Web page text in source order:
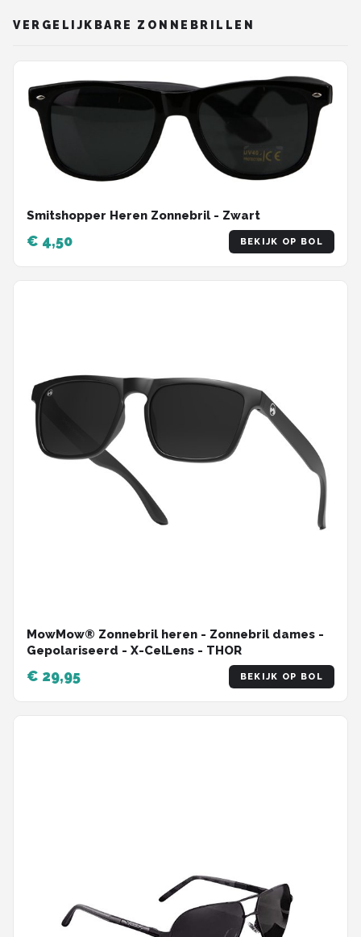
VERGELIJKBARE ZONNEBRILLEN
Smitshopper Heren Zonnebril - Zwart
€ 4,50 BEKIJK OP BOL
MowMow® Zonnebril heren - Zonnebril dames -
Gepolariseerd - X-CelLens - THOR
€ 29,95 BEKIJK OP BOL